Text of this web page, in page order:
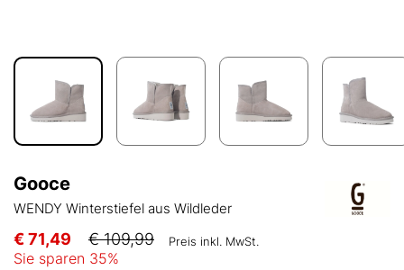
Gooce
WENDY Winterstiefel aus Wildleder
€ 71,49 € 109,99 Preis inkl. MwSt.
Sie sparen 35%